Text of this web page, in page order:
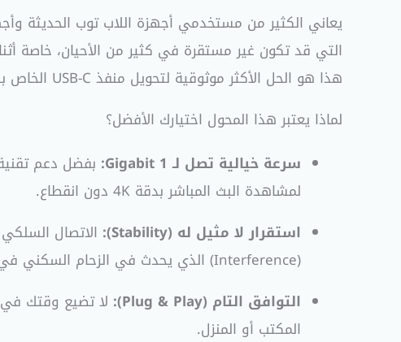
هذا هو الحل الأكثر موثوقية لتحويل منفذ USB-C الخاص بك إلى منفذ شبكة سلكية بسرعة تصل إلى
لماذا يعتبر هذا المحول اختيارك الأفضل؟
سرعة خيالية تصل لـ 1 Gigabit:
لمشاهدة البث المباشر بدقة 4K دون انقطاع.
استقرار لا مثيل له (Stability):
(Interference) الذي يحدث في الزحام السكني في المدن المصرية.
التوافق التام (Plug & Play):
المكتب أو المنزل.